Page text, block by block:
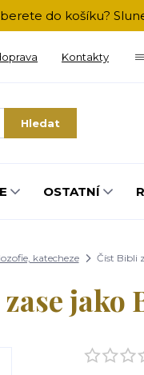
do košíku?
Kontakty
Hledat
OSTATNÍ
katecheze Číst Bibli
jako